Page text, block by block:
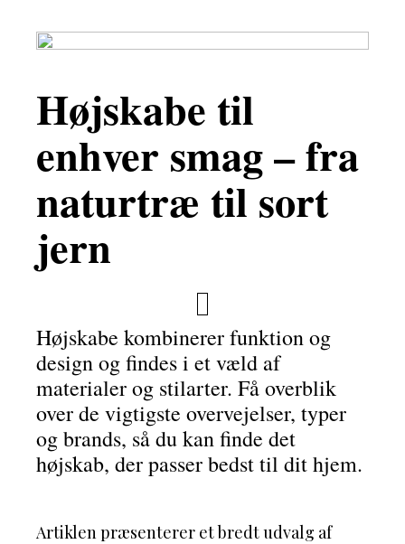
Højskabe til
enhver smag – fra
naturtræ til sort
jern
Højskabe kombinerer funktion og
design og findes i et væld af
materialer og stilarter. Få overblik
over de vigtigste overvejelser, typer
og brands, så du kan finde det
højskab, der passer bedst til dit hjem.
Artiklen præsenterer et bredt udvalg af